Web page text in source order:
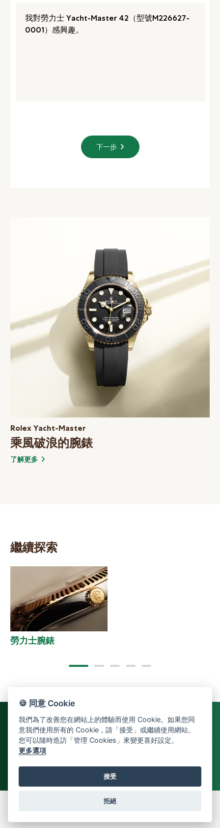
下一步
Rolex Yacht-Master
乘風破浪的腕錶
了解更多
繼續探索
勞力士腕錶
返回頁首
🍪 同意 Cookie
我們為了改善您在網站上的體驗而使用 Cookie。如果您同
意我們使用所有的 Cookie，請「接受」或繼續使用網站。
您可以隨時造訪「管理 Cookies」來變更喜好設定。
更多選項
接受
拒絕